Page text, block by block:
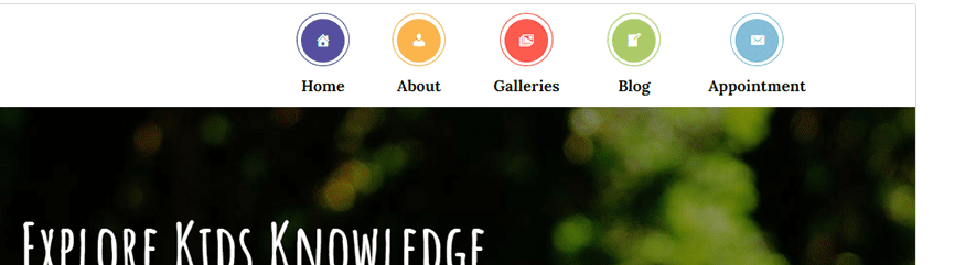
પૂર્વાવલોકન ડાઉનલોડ કરો
આવૃત્તિ
છેલે અપડેટ થયેલું
મે 28,2026
Active installations
વર્ડપ્રેસ વર્ઝન
પીએચપી(PHP) આવૃતિ